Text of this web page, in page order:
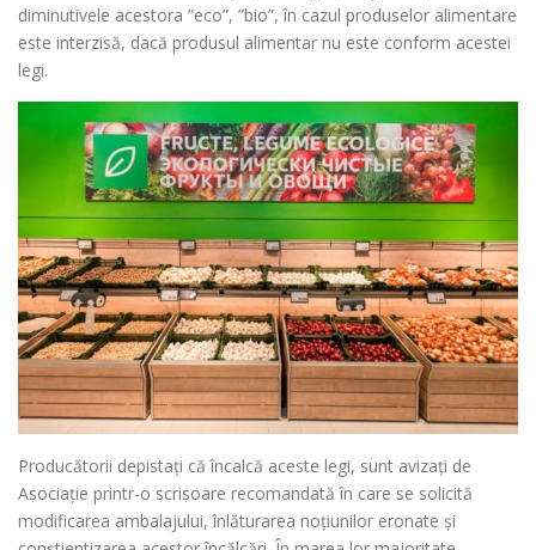
diminutivele acestora ”eco”, ”bio”, în cazul produselor alimentare
este interzisă, dacă produsul alimentar nu este conform acestei
legi.
Producătorii depistați că încalcă aceste legi, sunt avizați de
Asociație printr-o scrisoare recomandată în care se solicită
modificarea ambalajului, înlăturarea noțiunilor eronate și